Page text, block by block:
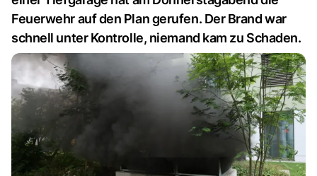
Feuerwehr auf den Plan gerufen. Der Brand war
schnell unter Kontrolle, niemand kam zu Schaden.